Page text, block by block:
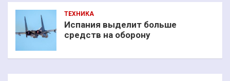
ТЕХНИКА
Испания выделит больше
средств на оборону